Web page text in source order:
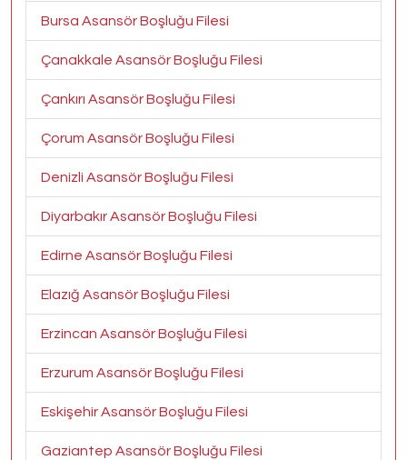
Bursa Asansör Boşluğu Filesi
Çanakkale Asansör Boşluğu Filesi
Çankırı Asansör Boşluğu Filesi
Çorum Asansör Boşluğu Filesi
Denizli Asansör Boşluğu Filesi
Diyarbakır Asansör Boşluğu Filesi
Edirne Asansör Boşluğu Filesi
Elazığ Asansör Boşluğu Filesi
Erzincan Asansör Boşluğu Filesi
Erzurum Asansör Boşluğu Filesi
Eskişehir Asansör Boşluğu Filesi
Gaziantep Asansör Boşluğu Filesi